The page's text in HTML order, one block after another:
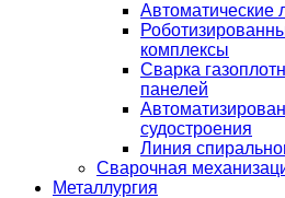
Автоматические
комплексы
Сварка
панелей
судостроения
Линия
Сварочная
Металлургия